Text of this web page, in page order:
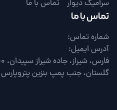
سرامیک دیوار
تماس با ما
تماس با ما
شماره تماس:
آدرس ایمیل:
گلستان، جنب پمپ بنزین پتروپارس